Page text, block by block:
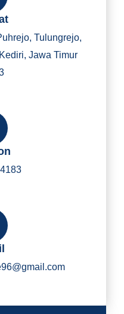
I
Tulungrejo,
Jawa Timur